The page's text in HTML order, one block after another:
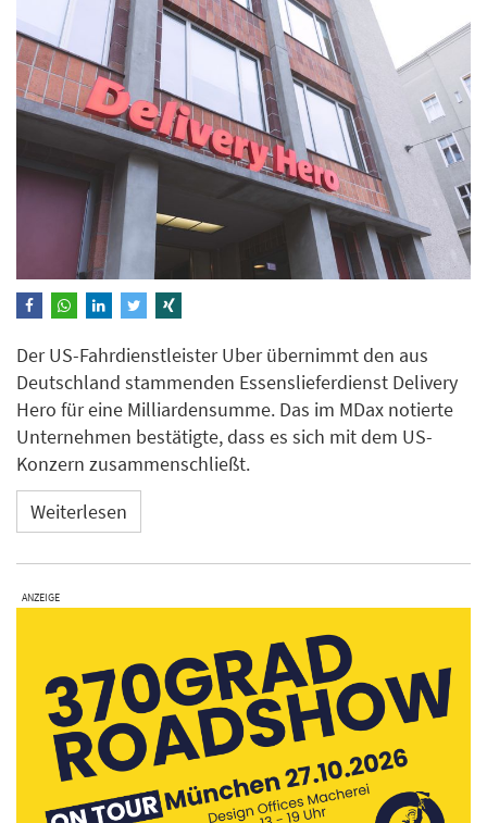
Der US-Fahrdienstleister Uber übernimmt den aus
Deutschland stammenden Essenslieferdienst Delivery
Hero für eine Milliardensumme. Das im MDax notierte
Unternehmen bestätigte, dass es sich mit dem US-
Konzern zusammenschließt.
Weiterlesen
ANZEIGE